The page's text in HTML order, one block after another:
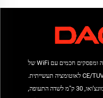
גלו את הממסרים, טיימרים, מדי אנרגיה ומפסקים חכמים עם WiFi של
DAQUAN, מאושרים לפי תקני CE/TUV לאוטומציה תעשייתית.
מפעל עם אישור ISO9001 בוונצ'ואו, 30 ק"מ לשדה התעופה,